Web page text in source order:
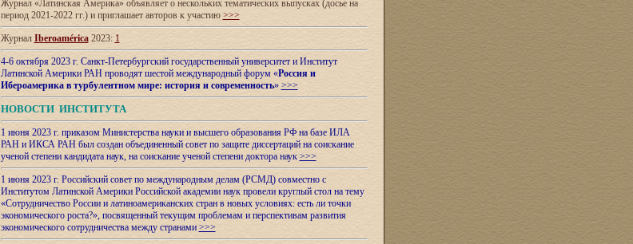
Журнал «Латинская Америка» объявляет о нескольких тематических выпусках (досье на
период 2021-2022 гг.) и приглашает авторов к участию >>>
Журнал Iberoamérica2023: 1
4-6 октября 2023 г. Санкт-Петербургский государственный университет и Институт
Латинской Америки РАН проводят шестой международный форум «Россия и
Ибероамерика в турбулентном мире: история и современность» >>>
НОВОСТИ ИНСТИТУТА
1 июня 2023 г. приказом Министерства науки и высшего образования РФ на базе ИЛА
РАН и ИКСА РАН был создан объединенный совет по защите диссертаций на соискание
ученой степени кандидата наук, на соискание ученой степени доктора наук >>>
1 июня 2023 г. Российский совет по международным делам (РСМД) совместно с
Институтом Латинской Америки Российской академии наук провели круглый стол на тему
«Сотрудничество России и латиноамериканских стран в новых условиях: есть ли точки
экономического роста?», посвященный текущим проблемам и перспективам развития
экономического сотрудничества между странами >>>